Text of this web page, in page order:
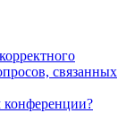
связанных
конференции?